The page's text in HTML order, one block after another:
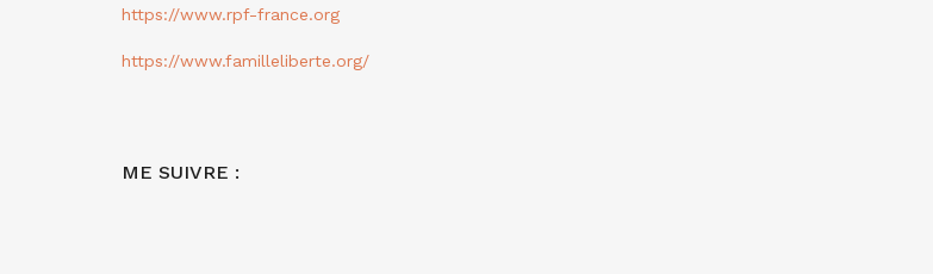
https://www.rpf-france.org
https://www.familleliberte.org/
ME SUIVRE :